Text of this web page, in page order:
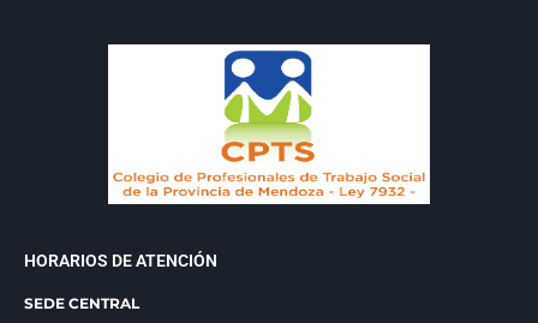
HORARIOS DE ATENCIÓN
SEDE CENTRAL